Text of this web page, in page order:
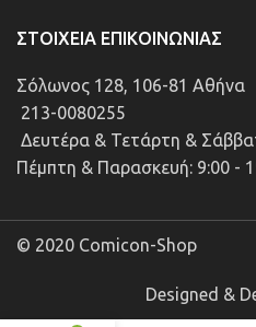
ΣΤΟΙΧΕΊΑ ΕΠΙΚΟΙΝΩΝΊΑΣ
Σόλωνος 128, 106-81 Αθήνα
213-0080255
Δευτέρα & Τετάρτη &
Πέμπτη & Παρασκευή: 9:00 -
© 2020 Comicon-Shop
Designed &